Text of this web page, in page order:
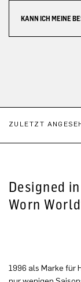
KANN ICH MEINE
ZULETZT
Designed
Worn
1996 als Marke für